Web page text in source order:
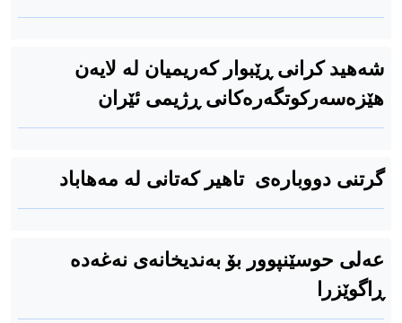
شەهید کرانی ڕێبوار کەریمیان لە لایەن
هێزەسەرکوتگەرەکانی ڕژیمی ئێران
گرتنی دووبارەی تاهیر کەتانی لە مەهاباد
عەلی حوسێنپوور بۆ بەندیخانەی نەغەدە
ڕاگوێزرا